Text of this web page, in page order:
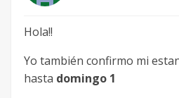
Hola!!
Yo también confirmo mi
hasta domingo 1